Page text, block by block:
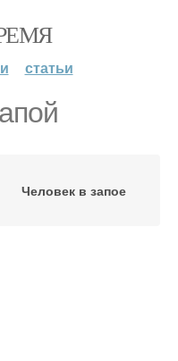
статьи
Человек в запое